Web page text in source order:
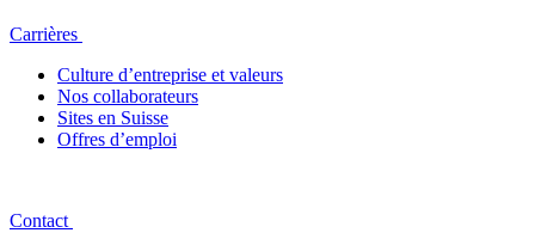
Carrières
Culture d’entreprise et valeurs
Nos collaborateurs
Sites en Suisse
Offres d’emploi
Contact